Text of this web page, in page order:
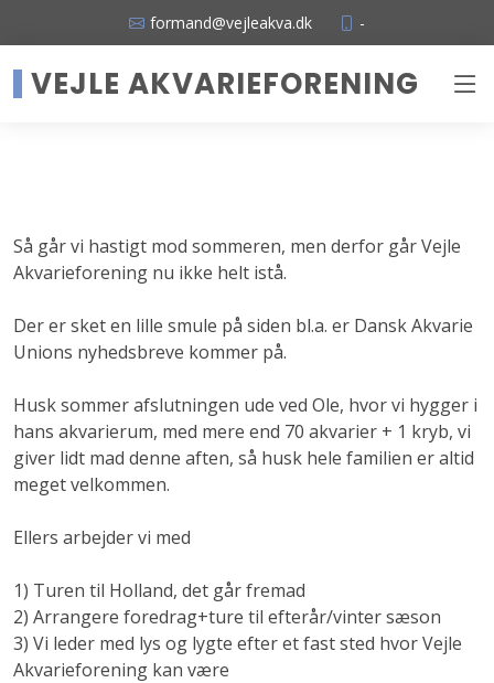
formand@vejleakva.dk -
VEJLE AKVARIEFORENING
Så går vi hastigt mod sommeren, men derfor går Vejle
Akvarieforening nu ikke helt istå.
Der er sket en lille smule på siden bl.a. er Dansk Akvarie
Unions nyhedsbreve kommer på.
Husk sommer afslutningen ude ved Ole, hvor vi hygger i
hans akvarierum, med mere end 70 akvarier + 1 kryb, vi
giver lidt mad denne aften, så husk hele familien er altid
meget velkommen.
Ellers arbejder vi med
1) Turen til Holland, det går fremad
2) Arrangere foredrag+ture til efterår/vinter sæson
3) Vi leder med lys og lygte efter et fast sted hvor Vejle
Akvarieforening kan være